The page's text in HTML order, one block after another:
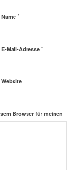
Name *
E-Mail-Adresse *
Website
Browser für meinen